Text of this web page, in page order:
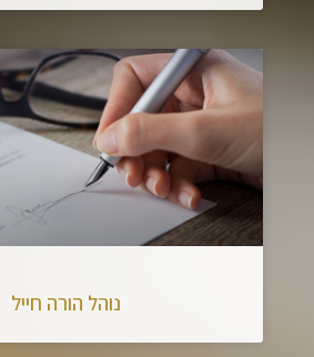
נוהל הורה חייל